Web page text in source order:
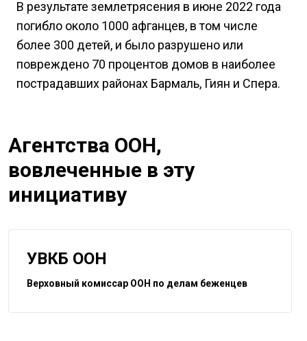
В результате землетрясения в июне 2022 года
погибло около 1000 афганцев, в том числе
более 300 детей, и было разрушено или
повреждено 70 процентов домов в наиболее
пострадавших районах Бармаль, Гиян и Спера.
Агентства ООН,
вовлеченные в эту
инициативу
УВКБ ООН
Верховный комиссар ООН по делам беженцев